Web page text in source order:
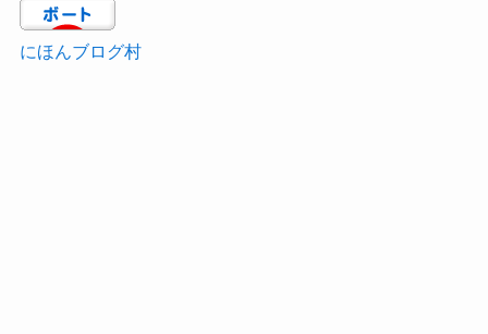
にほんブログ村